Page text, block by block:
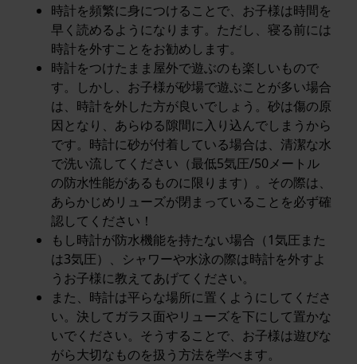
時計を頻繁に身につけることで、お子様は時間を
早く読めるようになります。ただし、寝る前には
時計を外すことをお勧めします。
時計をつけたまま屋外で遊ぶのも楽しいもので
す。しかし、お子様が砂場で遊ぶことが多い場合
は、時計を外した方が良いでしょう。砂は傷の原
因となり、あらゆる隙間に入り込んでしまうから
です。時計に砂が付着している場合は、清潔な水
で洗い流してください（最低5気圧/50メートル
の防水性能があるものに限ります）。その際は、
あらかじめリューズが閉まっていることを必ず確
認してください！
もし時計が防水機能を持たない場合（1気圧また
は3気圧）、シャワーや水泳の際は時計を外すよ
うお子様に教えてあげてください。
また、時計は平らな場所に置くようにしてくださ
い。決してガラス面やリューズを下にして置かな
いでください。そうすることで、お子様は遊びな
がら大切なものを扱う方法を学べます。